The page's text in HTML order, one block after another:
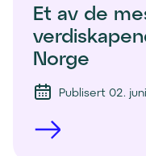
Et av de
Norge
Publisert 02.